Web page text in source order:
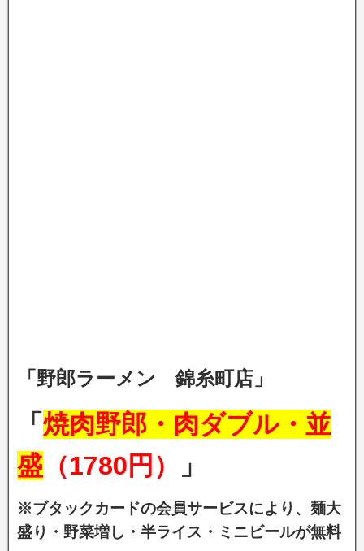
「野郎ラーメン 錦糸町店」
「 焼肉野郎・肉ダブル・並
盛 （1780円） 」
※ブタックカードの会員サービスにより、麺大
盛り・野菜増し・半ライス・ミニビールが無料